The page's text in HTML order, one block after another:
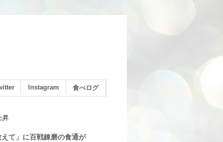
Instagram 食べログ
昇
えて」に百戦錬磨の食通が